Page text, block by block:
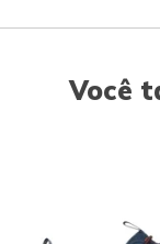
Você